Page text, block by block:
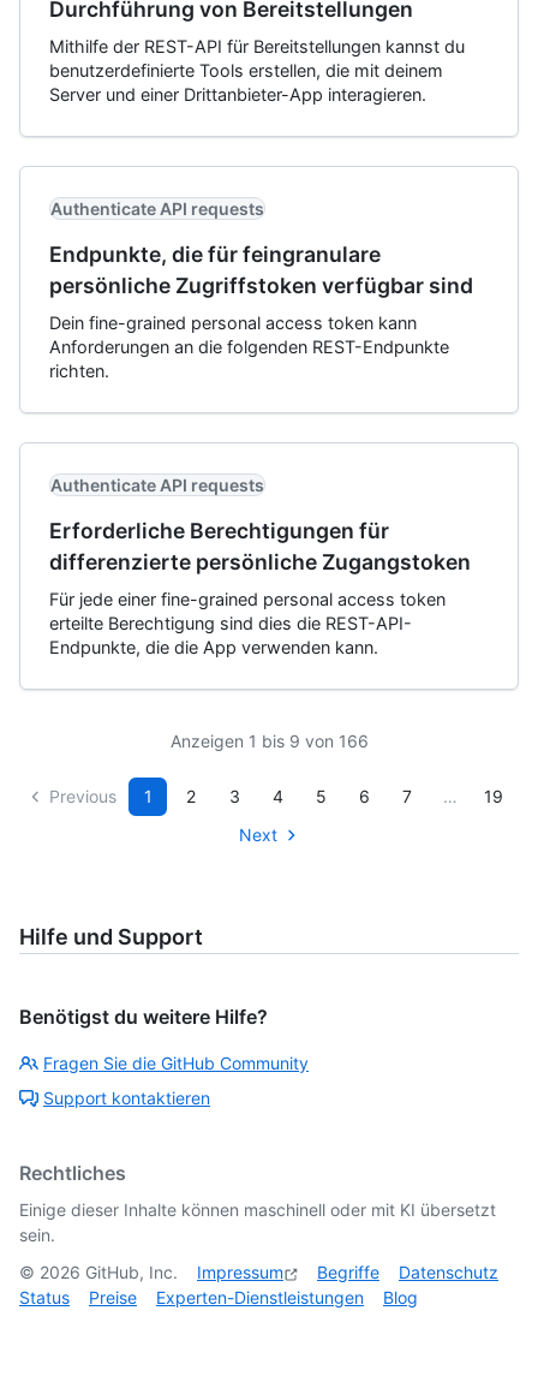
Durchführung von Bereitstellungen
Mithilfe der REST-API für Bereitstellungen kannst du
benutzerdefinierte Tools erstellen, die mit deinem
Server und einer Drittanbieter-App interagieren.
Authenticate API requests
Endpunkte, die für feingranulare
persönliche Zugriffstoken verfügbar sind
Dein fine-grained personal access token kann
Anforderungen an die folgenden REST-Endpunkte
richten.
Authenticate API requests
Erforderliche Berechtigungen für
differenzierte persönliche Zugangstoken
Für jede einer fine-grained personal access token
erteilte Berechtigung sind dies die REST-API-
Endpunkte, die die App verwenden kann.
Anzeigen 1 bis 9 von 166
Previous 1 2 3 4 5 6 7 …
19
Next
Hilfe und Support
Benötigst du weitere Hilfe?
Fragen Sie die GitHub Community
Support kontaktieren
Rechtliches
Einige dieser Inhalte können maschinell oder mit KI übersetzt
sein.
© 2026 GitHub, Inc. Impressum Begriffe
Datenschutz
Status
Preise Experten-Dienstleistungen Blog